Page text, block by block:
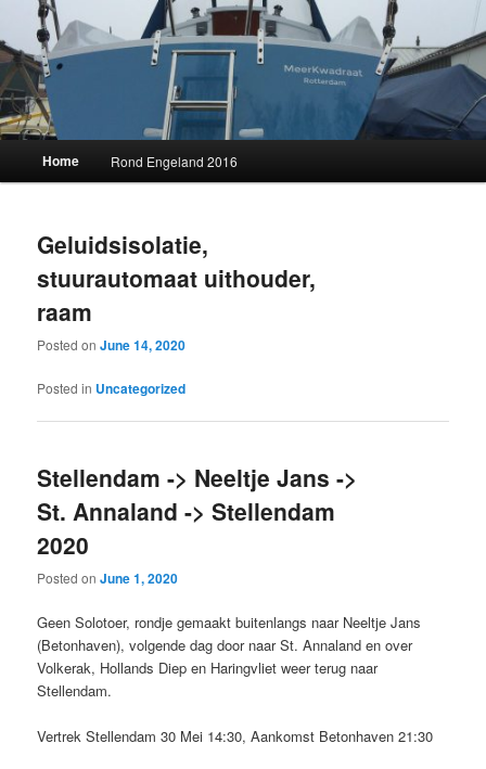
to
primary
content
to
secondary
contentMeerKwadraat
Home Rond Engeland 2016
Geluidsisolatie,
stuurautomaat uithouder,
raam
Posted onJune 14, 2020
Posted in Uncategorized
Stellendam -> Neeltje Jans ->
St. Annaland -> Stellendam
2020
Posted onJune 1, 2020
Geen Solotoer, rondje gemaakt buitenlangs naar Neeltje Jans
(Betonhaven), volgende dag door naar St. Annaland en over
Volkerak, Hollands Diep en Haringvliet weer terug naar
Stellendam.
Vertrek Stellendam 30 Mei 14:30, Aankomst Betonhaven 21:30